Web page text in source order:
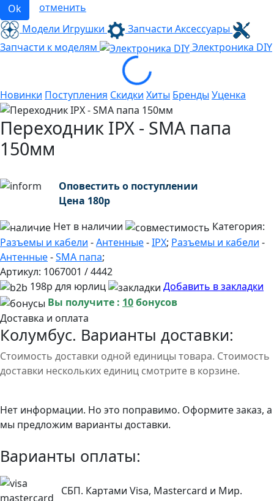
Ok
отменить
Модели Игрушки
Запчасти Аксессуары
Запчасти к моделям
Электроника DIY
Loading...
Новинки Поступления Скидки Хиты Бренды Уценка
Переходник IPX - SMA папа
150мм
Оповестить о поступлении
Цена 180р
Нет в наличии
Категория:
Разъемы и кабели -Антенные-IPX; Разъемы и кабели -
Антенные-SMA папа;
Артикул: 1067001 / 4442
198р для юрлиц
Добавить в закладки
Вы получите : 10бонусов
Доставка и оплата
Колумбус. Варианты доставки:
Стоимость доставки одной единицы товара. Стоимость
доставки нескольких единиц смотрите в корзине.
Нет информации. Но это поправимо. Оформите заказ, а
мы предложим варианты доставки.
Варианты оплаты:
СБП. Картами Visa, Mastercard и Мир.